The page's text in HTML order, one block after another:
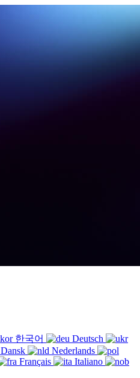
한국어
Deutsch
Dansk
Nederlands
Français
Italiano